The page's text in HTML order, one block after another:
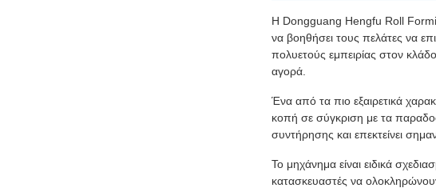
Η Dongguang Hengfu Roll
να βοηθήσει τους πελάτες να
πολυετούς εμπειρίας στον
αγορά.
Ένα από τα πιο εξαιρετικά
κοπή σε σύγκριση με τα
συντήρησης και επεκτείνει
Το μηχάνημα είναι ειδικά
κατασκευαστές να